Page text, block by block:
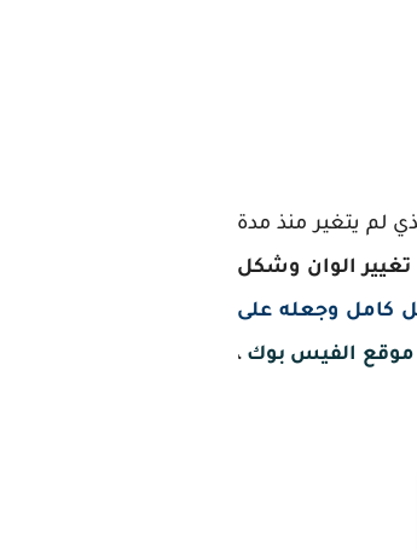
لم يتغير منذ مدة
تغيير الوان وشكل
كامل وجعله على
موقع الفيس بوك ،